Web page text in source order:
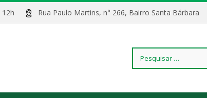
12h Rua Paulo Martins, n° 266, Bairro Santa Bárbara
Pesquisar